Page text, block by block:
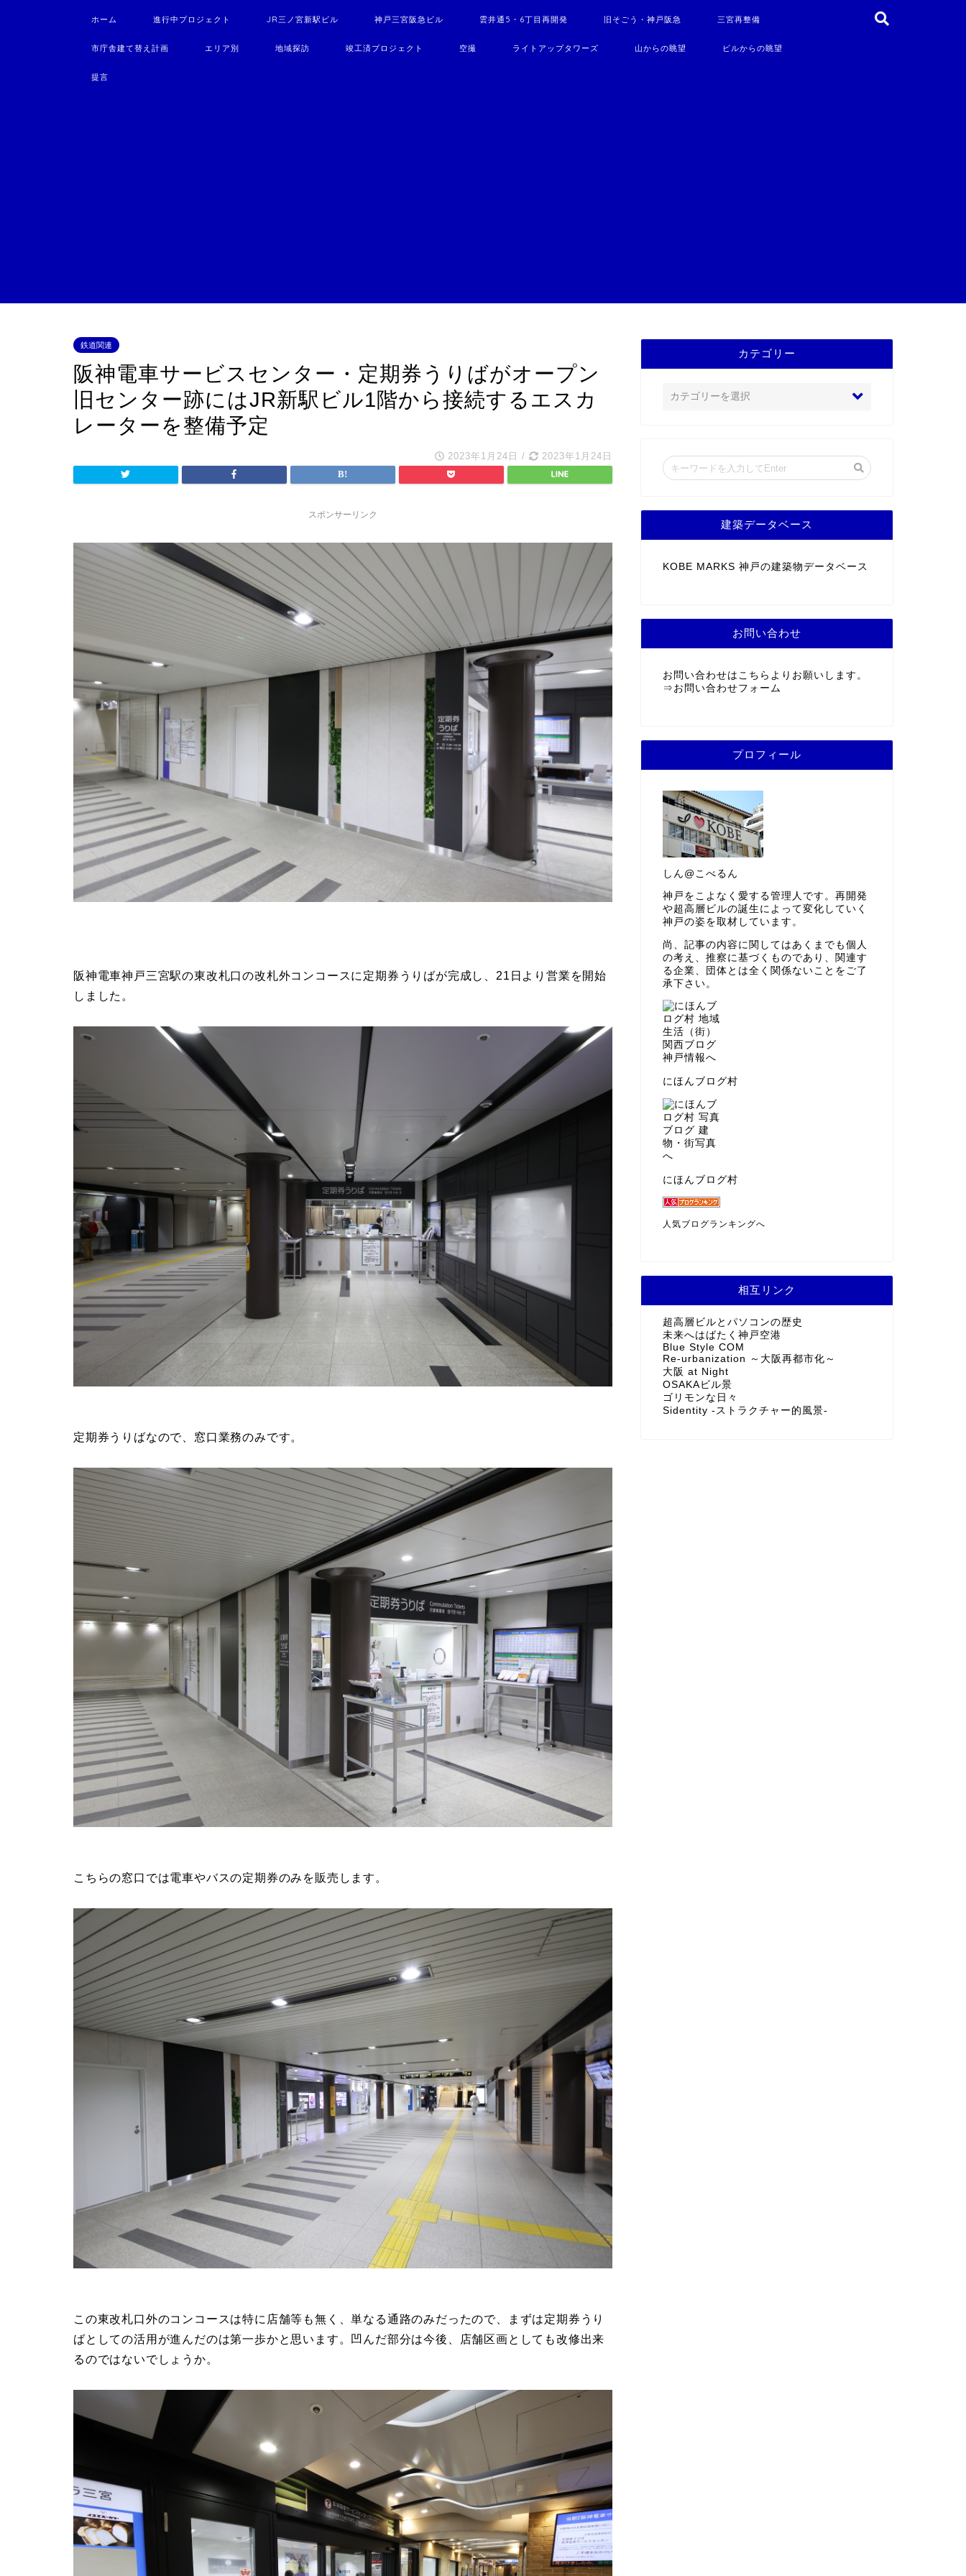
ホーム 進行中プロジェクト JR三ノ宮新駅ビル 神戸三宮阪急ビル 雲井通5・6丁目再開発 旧そごう・神戸阪急 三宮再整備
市庁舎建て替え計画 エリア別 地域探訪 竣工済プロジェクト 空撮 ライトアップタワーズ 山からの眺望 ビルからの眺望
提言
鉄道関連
阪神電車サービスセンター・定期券うりばがオープン
旧センター跡にはJR新駅ビル1階から接続するエスカ
レーターを整備予定
2023年1月24日 / 2023年1月24日
スポンサーリンク
阪神電車神戸三宮駅の東改札口の改札外コンコースに定期券うりばが完成し、21日より営業を開始
しました。
定期券うりばなので、窓口業務のみです。
こちらの窓口では電車やバスの定期券のみを販売します。
この東改札口外のコンコースは特に店舗等も無く、単なる通路のみだったので、まずは定期券うり
ばとしての活用が進んだのは第一歩かと思います。凹んだ部分は今後、店舗区画としても改修出来
るのではないでしょうか。
カテゴリー
建築データベース
KOBE MARKS 神戸の建築物データベース
お問い合わせ
お問い合わせはこちらよりお願いします。
⇒ お問い合わせフォーム
プロフィール
しん@こべるん
神戸をこよなく愛する管理人です。再開発
や超高層ビルの誕生によって変化していく
神戸の姿を取材しています。
尚、記事の内容に関してはあくまでも個人
の考え、推察に基づくものであり、関連す
る企業、団体とは全く関係ないことをご了
承下さい。
にほんブログ村
にほんブログ村
人気ブログランキングへ
相互リンク
超高層ビルとパソコンの歴史
未来へはばたく神戸空港
Blue Style COM
Re-urbanization ～大阪再都市化～
大阪 at Night
OSAKAビル景
ゴリモンな日々
Sidentity -ストラクチャー的風景-